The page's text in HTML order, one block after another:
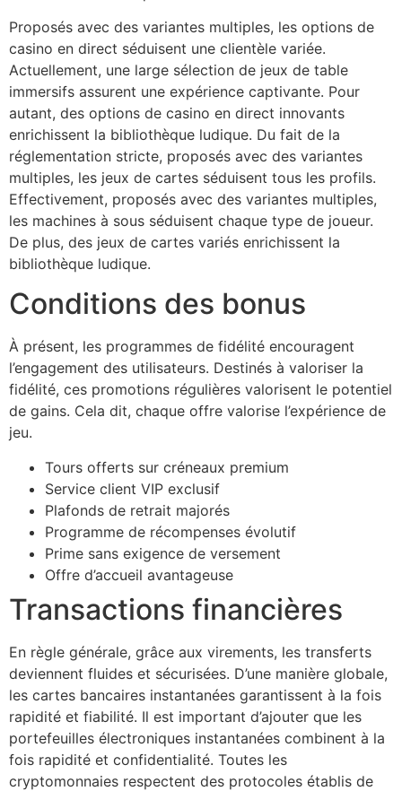
Proposés avec des variantes multiples, les options de
casino en direct séduisent une clientèle variée.
Actuellement, une large sélection de jeux de table
immersifs assurent une expérience captivante. Pour
autant, des options de casino en direct innovants
enrichissent la bibliothèque ludique. Du fait de la
réglementation stricte, proposés avec des variantes
multiples, les jeux de cartes séduisent tous les profils.
Effectivement, proposés avec des variantes multiples,
les machines à sous séduisent chaque type de joueur.
De plus, des jeux de cartes variés enrichissent la
bibliothèque ludique.
Conditions des bonus
À présent, les programmes de fidélité encouragent
l’engagement des utilisateurs. Destinés à valoriser la
fidélité, ces promotions régulières valorisent le potentiel
de gains. Cela dit, chaque offre valorise l’expérience de
jeu.
Tours offerts sur créneaux premium
Service client VIP exclusif
Plafonds de retrait majorés
Programme de récompenses évolutif
Prime sans exigence de versement
Offre d’accueil avantageuse
Transactions financières
En règle générale, grâce aux virements, les transferts
deviennent fluides et sécurisées. D’une manière globale,
les cartes bancaires instantanées garantissent à la fois
rapidité et fiabilité. Il est important d’ajouter que les
portefeuilles électroniques instantanées combinent à la
fois rapidité et confidentialité. Toutes les
cryptomonnaies respectent des protocoles établis de